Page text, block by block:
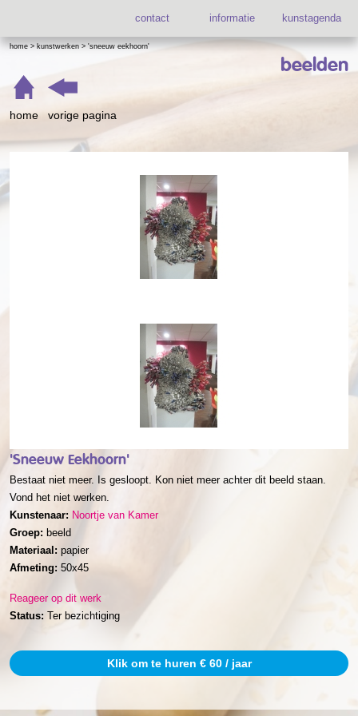
contact informatie kunstagenda
home>kunstwerken>'sneeuw eekhoorn'
beelden
home vorige pagina
'Sneeuw Eekhoorn'
Bestaat niet meer. Is gesloopt. Kon niet meer achter dit beeld staan.
Vond het niet werken.
Kunstenaar: Noortje van Kamer
Groep: beeld
Materiaal: papier
Afmeting: 50x45
Reageer op dit werk
Status: Ter bezichtiging
Klik om te huren € 60 / jaar